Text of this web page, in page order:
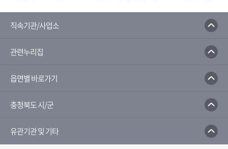
직속기관/사업소
관련누리집
읍면별 바로가기
충청북도 시/군
유관기관 및 기타